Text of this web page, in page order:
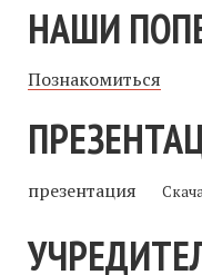
НАШИ
Познакомиться
презентация